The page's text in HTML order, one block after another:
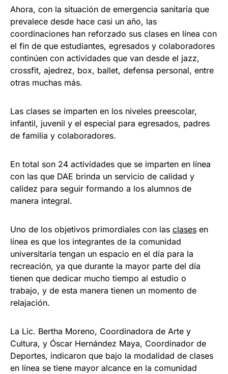
Ahora, con la situación de emergencia sanitaria que
prevalece desde hace casi un año, las
coordinaciones han reforzado sus clases en línea con
el fin de que estudiantes, egresados y colaboradores
continúen con actividades que van desde el jazz,
crossfit, ajedrez, box, ballet, defensa personal, entre
otras muchas más.
Las clases se imparten en los niveles preescolar,
infantil, juvenil y el especial para egresados, padres
de familia y colaboradores.
En total son 24 actividades que se imparten en línea
con las que DAE brinda un servicio de calidad y
calidez para seguir formando a los alumnos de
manera integral.
Uno de los objetivos primordiales con las clases en
línea es que los integrantes de la comunidad
universitaria tengan un espacio en el día para la
recreación, ya que durante la mayor parte del día
tienen que dedicar mucho tiempo al estudio o
trabajo, y de esta manera tienen un momento de
relajación.
La Lic. Bertha Moreno, Coordinadora de Arte y
Cultura, y Óscar Hernández Maya, Coordinador de
Deportes, indicaron que bajo la modalidad de clases
en línea se tiene mayor alcance en la comunidad